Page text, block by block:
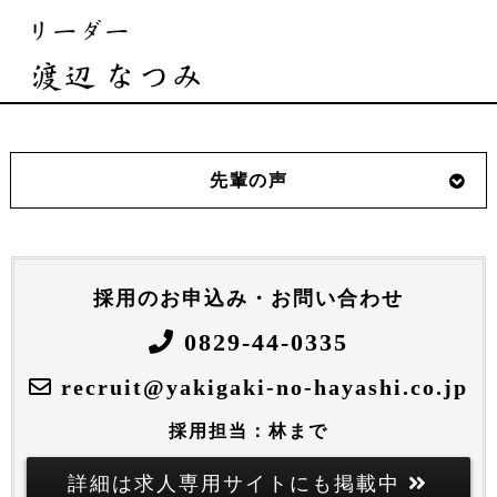
先輩の声
採用のお申込み・お問い合わせ
0829-44-0335
recruit@yakigaki-no-hayashi.co.jp
採用担当：林まで
詳細は求人専用サイトにも掲載中